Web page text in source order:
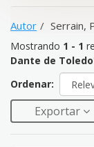
Autor Serrain,
Mostrando 1 - 1
Dante de Toledo
Ordenar:
Exportar